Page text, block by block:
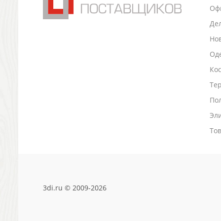
Антистрессы
Визитницы настольные
3di.ru © 2009-2026